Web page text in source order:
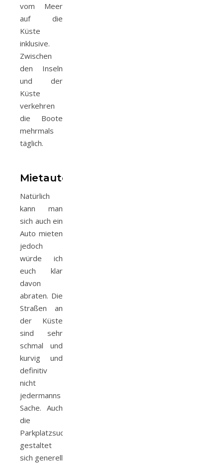
vom Meer
auf die
Küste
inklusive.
Zwischen
den Inseln
und der
Küste
verkehren
die Boote
mehrmals
täglich.
Mietauto
Natürlich
kann man
sich auch ein
Auto mieten
jedoch
würde ich
euch klar
davon
abraten. Die
Straßen an
der Küste
sind sehr
schmal und
kurvig und
definitiv
nicht
jedermanns
Sache. Auch
die
Parkplatzsuche
gestaltet
sich generell